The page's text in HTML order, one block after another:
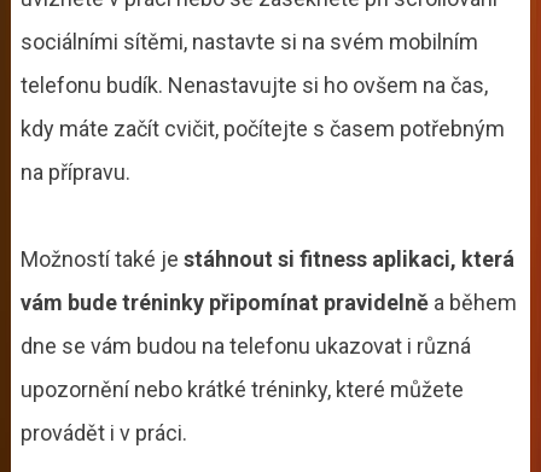
sociálními sítěmi, nastavte si na svém mobilním
telefonu budík. Nenastavujte si ho ovšem na čas,
kdy máte začít cvičit, počítejte s časem potřebným
na přípravu.
Možností také je stáhnout si fitness aplikaci, která
vám bude tréninky připomínat pravidelněa během
dne se vám budou na telefonu ukazovat i různá
upozornění nebo krátké tréninky, které můžete
provádět i v práci.